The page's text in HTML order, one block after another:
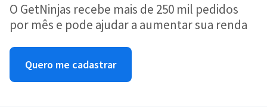
O GetNinjas recebe mais de 250 mil pedidos
por mês e pode ajudar a aumentar sua renda
Quero me cadastrar